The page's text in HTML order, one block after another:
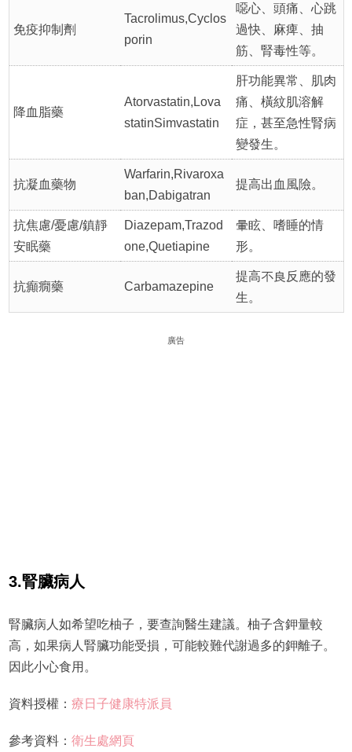
免疫抑制劑
Tacrolimus,Cyclos
porin
噁心、頭痛、心跳
過快、麻痺、抽
筋、腎毒性等。
降血脂藥
Atorvastatin,Lova
statinSimvastatin
肝功能異常、肌肉
痛、橫紋肌溶解
症，甚至急性腎病
變發生。
抗凝血藥物
Warfarin,Rivaroxa
ban,Dabigatran
提高出血風險。
抗焦慮/憂慮/鎮靜
安眠藥
Diazepam,Trazod
one,Quetiapine
暈眩、嗜睡的情
形。
抗癲癇藥 Carbamazepine
提高不良反應的發
生。
廣告
3.腎臟病人
腎臟病人如希望吃柚子，要查詢醫生建議。柚子含鉀量較
高，如果病人腎臟功能受損，可能較難代謝過多的鉀離子。
因此小心食用。
資料授權： 療日子健康特派員
參考資料： 衛生處網頁